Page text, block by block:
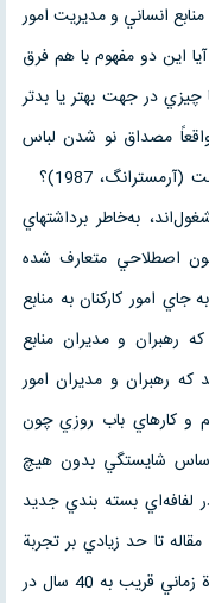
انساني و مديريت امور
اين دو مفهوم با هم فرق
چيزي در جهت بهتر يا بدتر
مصداق نو شدن لباس
امپراطور و عدم تغيير در ماهيت تفكر او نيست (آرمسترانگ، 1987)؟
به‌خاطر برداشتهاي
اصطلاحي متعارف شده
امور كاركنان به منابع
رهبران و مديران منابع
كه رهبران و مديران امور
و كارهاي باب روزي چون
شايستگي بدون هيچ
لفافه‌اي بسته بندي جديد
تا حد زيادي بر تجربة
نويسنده به‌عنوان فردي متكي است كه در دورة زماني قريب به 40 سال در